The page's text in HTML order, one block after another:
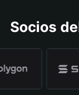
Socios